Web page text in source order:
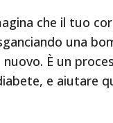
che il tuo
una
È un
e aiutare